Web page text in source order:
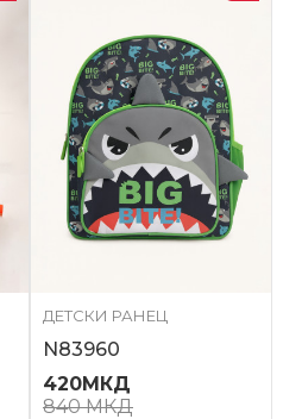
ДЕТСКИ РАНЕЦ
N83960
420МКД
840МКД